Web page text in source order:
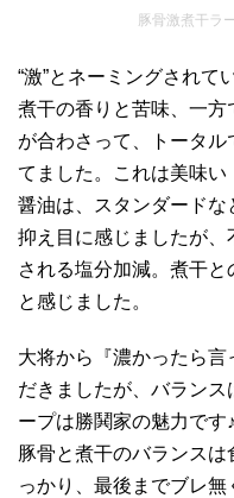
豚骨激煮干ラ
“激”とネーミングされて
煮干の香りと苦味、一方
が合わさって、トータ
てました。これは美味い
醤油は、スタンダードな
抑え目に感じましたが、
される塩分加減。煮干
と感じました。
大将から『濃かったら
だきましたが、バラン
ープは勝鬨家の魅力です♪
豚骨と煮干のバランス
っかり、最後までブレ無